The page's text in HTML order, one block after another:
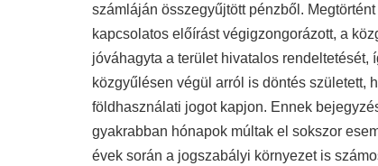
számláján összegyűjtött pénzből.
kapcsolatos előírást végigzongorázott, a
jóváhagyta a terület hivatalos
közgyűlésen végül arról is döntés született,
földhasználati jogot kapjon. Ennek
gyakrabban hónapok múltak el sokszor
évek során a jogszabályi környezet is